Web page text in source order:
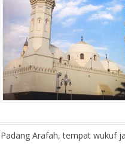
Padang Arafah, tempat wukuf